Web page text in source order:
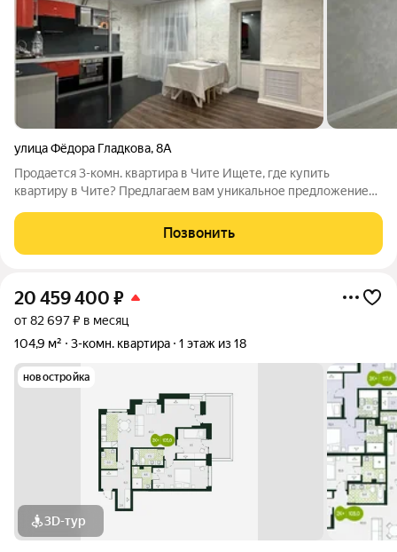
улица Фёдора Гладкова,8А
Продается 3-комн. квартира в Чите Ищете, где купить
квартиру в Чите? Предлагаем вам уникальное предложение
улице Фёдора Гладкова, 8А, расположенная в Центральном
районе. Эта квартира идеально
Позвонить
20 459 400 ₽
от 82 697 ₽ в месяц
104,9 м²
3-комн. квартира 1 этаж из 18
новостройка
3D-тур